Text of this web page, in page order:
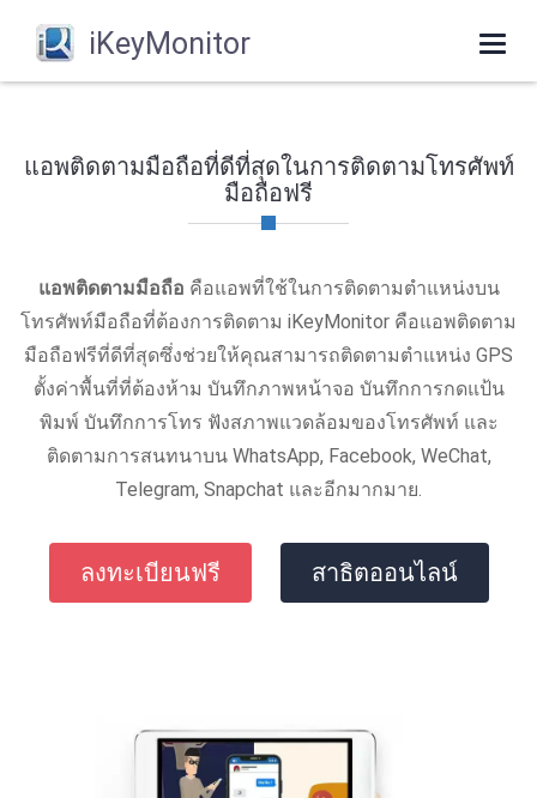
iKeyMonitor
แอพติดตามมือถือที่ดีที่สุดในการติดตามโทรศัพท์
มือถือฟรี
แอพติดตามมือถือ คือแอพที่ใช้ในการติดตามตำแหน่งบน
โทรศัพท์มือถือที่ต้องการติดตาม iKeyMonitor คือแอพติดตาม
มือถือฟรีที่ดีที่สุดซึ่งช่วยให้คุณสามารถติดตามตำแหน่ง GPS
ตั้งค่าพื้นที่ที่ต้องห้าม บันทึกภาพหน้าจอ บันทึกการกดแป้น
พิมพ์ บันทึกการโทร ฟังสภาพแวดล้อมของโทรศัพท์ และ
ติดตามการสนทนาบน WhatsApp, Facebook, WeChat,
Telegram, Snapchat และอีกมากมาย.
ลงทะเบียนฟรี สาธิตออนไลน์